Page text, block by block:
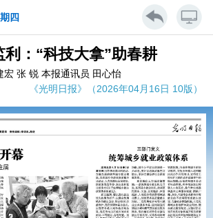
四
利：“科技大拿”助春耕
宏 张 锐 本报通讯员 田心怡
《光明日报》（2026年04月16日 10版）